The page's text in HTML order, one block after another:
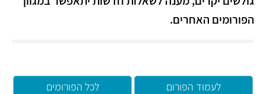
הפורומים האחרים.
לעמוד הפורום לכל הפורומים